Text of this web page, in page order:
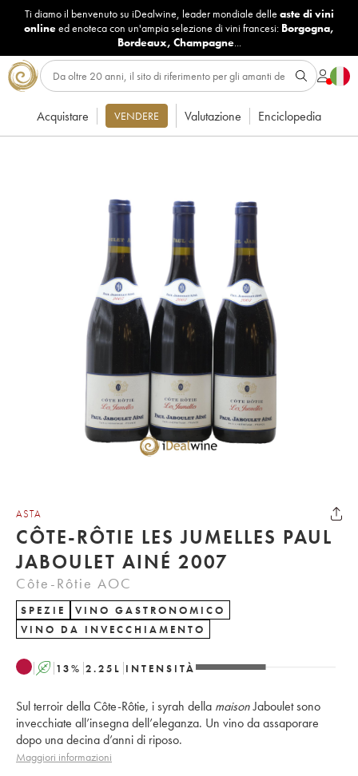
Ti diamo il benvenuto su iDealwine, leader mondiale delle aste di vini
onlineed enoteca con un'ampia selezione di vini francesi: Borgogna,
Bordeaux, Champagne...
Acquistare VENDERE Valutazione Enciclopedia
ASTA
CÔTE-RÔTIE LES JUMELLES PAUL
JABOULET AINÉ 2007
Côte-Rôtie AOC
SPEZIE
VINO GASTRONOMICO
VINO DA INVECCHIAMENTO
A 13% 2.25 L INTENSITÀ
Sul terroir della Côte-Rôtie, i syrah della maisonJaboulet sono
invecchiate all’insegna dell’eleganza. Un vino da assaporare
dopo una decina d’anni di riposo.
Maggiori informazioni